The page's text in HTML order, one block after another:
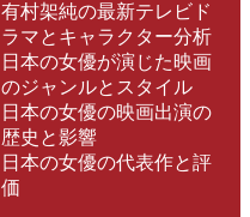
有村架純の最新テレビド
ラマとキャラクター分析
日本の女優が演じた映画
のジャンルとスタイル
日本の女優の映画出演の
歴史と影響
日本の女優の代表作と評
価